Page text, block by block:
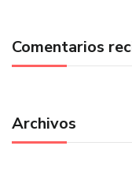
Comentarios
Archivos